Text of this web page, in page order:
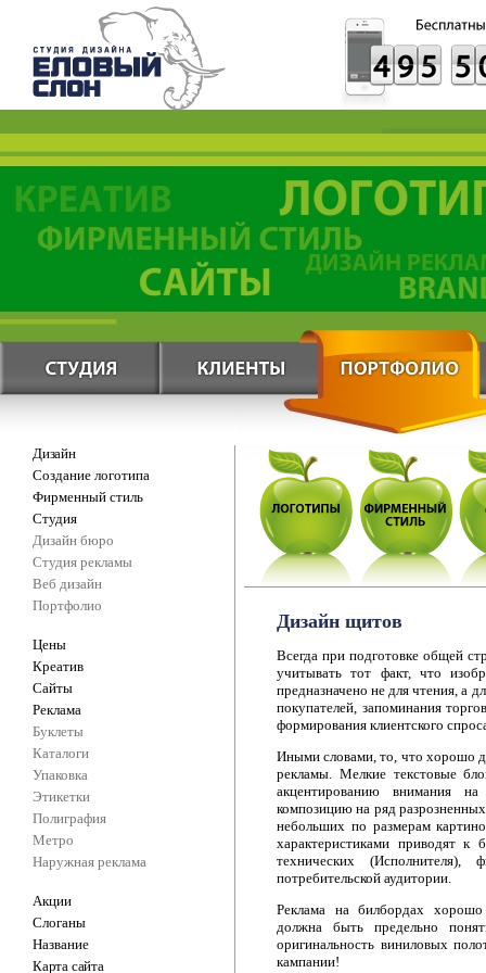
Дизайн
Создание логотипа
Фирменный стиль
Студия
Дизайн бюро
Студия рекламы
Веб дизайн
Портфолио
Цены
Креатив
Сайты
Реклама
Буклеты
Каталоги
Упаковка
Этикетки
Полиграфия
Метро
Наружная реклама
Акции
Слоганы
Название
Карта сайта
Дизайн щитов
Всегда при подготовке общей
учитывать тот факт, что
предназначено не для чтения, а
покупателей, запоминания
формирования клиентского
Иными словами, то, что хорошо
рекламы. Мелкие текстовые
акцентированию внимания
композицию на ряд
небольших по размерам
характеристиками приводят к
технических (Исполнителя),
потребительской аудитории.
Реклама на билбордах
должна быть предельно
оригинальность виниловых
кампании!